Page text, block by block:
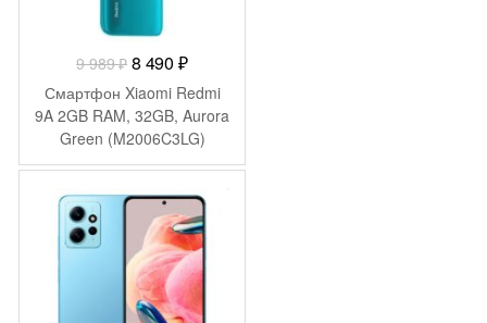
9 989₽ Первоначальная
цена
составляла
9
989 ₽.
8 490 ₽Текущая
цена:
8
490 ₽.
Смартфон Xiaomi Redmi
9A 2GB RAM, 32GB, Aurora
Green (M2006C3LG)
-5 622